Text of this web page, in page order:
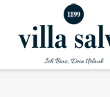
Angebot